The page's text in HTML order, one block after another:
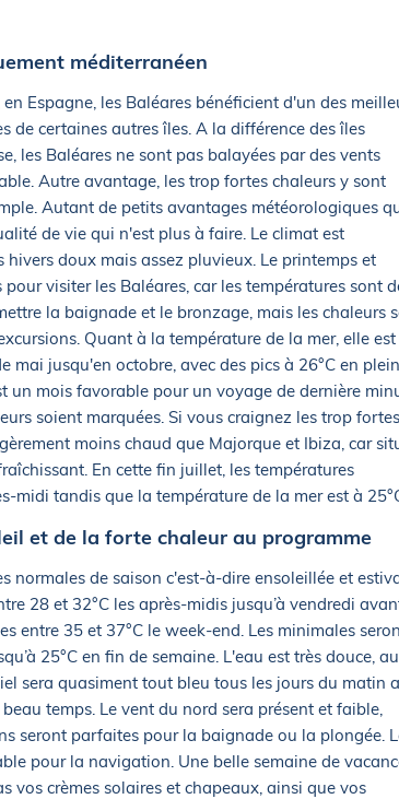
méditerranéen
Espagne, les Baléares bénéficient d'un des
de certaines autres îles. A la différence des îles
les Baléares ne sont pas balayées par des vents
Autre avantage, les trop fortes chaleurs y sont
Autant de petits avantages météorologiques
de vie qui n'est plus à faire. Le climat est
doux mais assez pluvieux. Le printemps et
visiter les Baléares, car les températures sont
la baignade et le bronzage, mais les chaleurs
Quant à la température de la mer, elle est
mai jusqu'en octobre, avec des pics à 26°C en
un mois favorable pour un voyage de dernière
soient marquées. Si vous craignez les trop fortes
moins chaud que Majorque et Ibiza, car
En cette fin juillet, les températures
midi tandis que la température de la mer est à
et de la forte chaleur au programme
normales de saison c'est-à-dire ensoleillée et
28 et 32°C les après-midis jusqu’à vendredi
entre 35 et 37°C le week-end. Les minimales
25°C en fin de semaine. L'eau est très douce,
sera quasiment tout bleu tous les jours du matin
temps. Le vent du nord sera présent et faible,
seront parfaites pour la baignade ou la plongée.
pour la navigation. Une belle semaine de
vos crèmes solaires et chapeaux, ainsi que vos